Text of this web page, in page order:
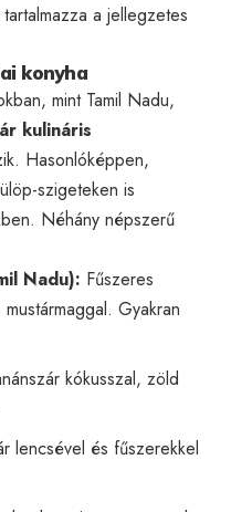
a jellegzetes
konyha
mint Tamil Nadu,
kulináris
Hasonlóképpen,
szigeteken is
Néhány népszerű
Nadu): Fűszeres
Gyakran
kókusszal, zöld
lencsével és fűszerekkel